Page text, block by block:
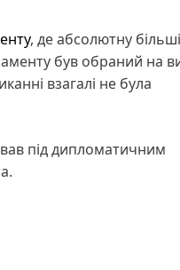
, де абсолютну
був обраний на
взагалі не була
під дипломатичним